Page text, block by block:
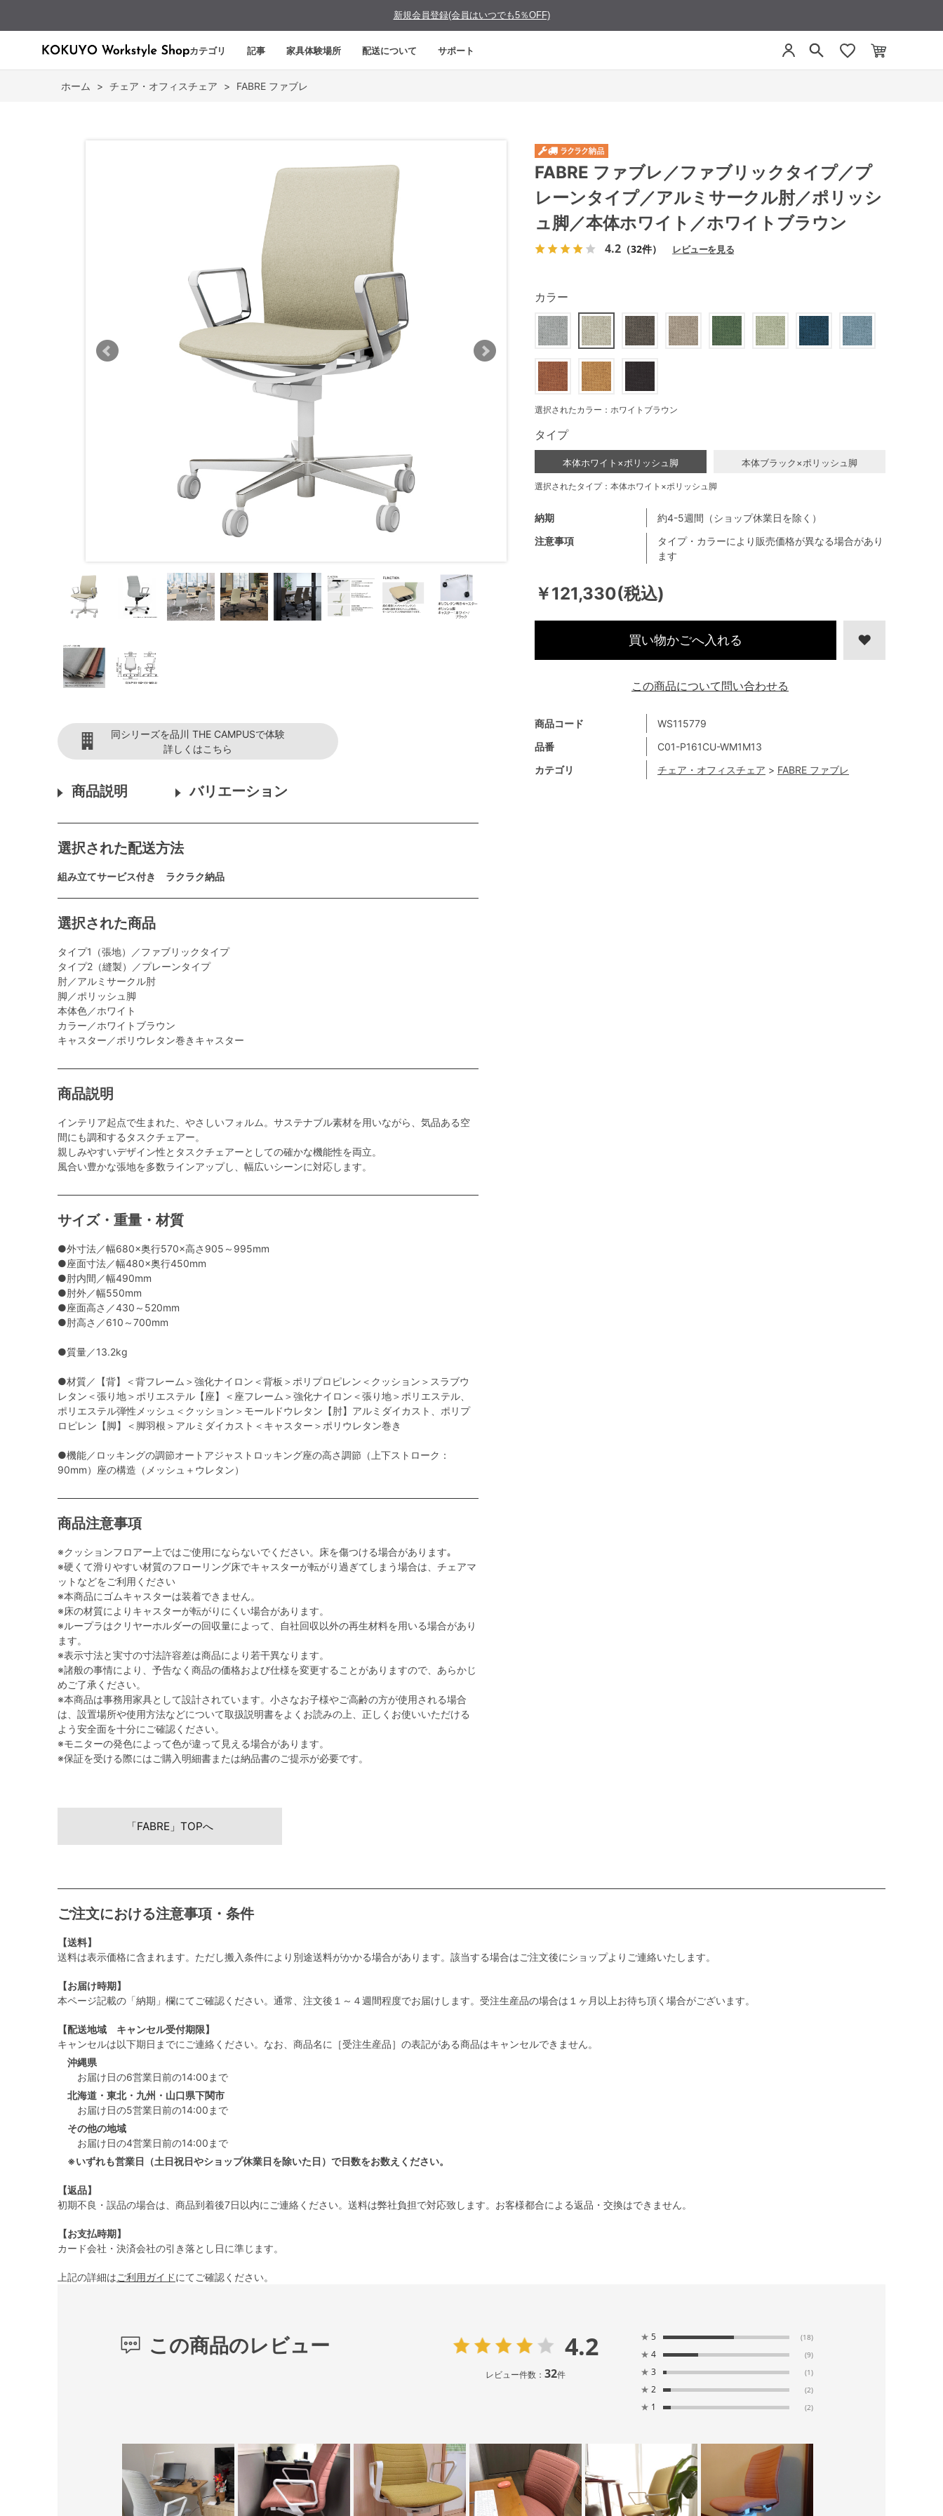
新規会員登録(会員はいつでも5％OFF)
カテゴリ 記事 家具体験場所 配送について サポート
ホーム > チェア・オフィスチェア > FABRE ファブレ
同シリーズを品川 THE CAMPUSで体験
詳しくはこちら
商品説明 バリエーション
選択された配送方法
組み立てサービス付き ラクラク納品
選択された商品
タイプ1（張地）／ファブリックタイプ
タイプ2（縫製）／プレーンタイプ
肘／アルミサークル肘
脚／ポリッシュ脚
本体色／ホワイト
カラー／ホワイトブラウン
キャスター／ポリウレタン巻きキャスター
商品説明
インテリア起点で生まれた、やさしいフォルム。サステナブル素材を用いながら、気品ある空
間にも調和するタスクチェアー。
親しみやすいデザイン性とタスクチェアーとしての確かな機能性を両立。
風合い豊かな張地を多数ラインアップし、幅広いシーンに対応します。
サイズ・重量・材質
●外寸法／幅680×奥行570×高さ905～995mm
●座面寸法／幅480×奥行450mm
●肘内間／幅490mm
●肘外／幅550mm
●座面高さ／430～520mm
●肘高さ／610～700mm
●質量／13.2kg
●材質／【背】＜背フレーム＞強化ナイロン＜背板＞ポリプロピレン＜クッション＞スラブウ
レタン＜張り地＞ポリエステル【座】＜座フレーム＞強化ナイロン＜張り地＞ポリエステル、
ポリエステル弾性メッシュ＜クッション＞モールドウレタン【肘】アルミダイカスト、ポリプ
ロピレン【脚】＜脚羽根＞アルミダイカスト＜キャスター＞ポリウレタン巻き
●機能／ロッキングの調節オートアジャストロッキング座の高さ調節（上下ストローク：
90mm）座の構造（メッシュ＋ウレタン）
商品注意事項
※クッションフロアー上ではご使用にならないでください。床を傷つける場合があります｡
※硬くて滑りやすい材質のフローリング床でキャスターが転がり過ぎてしまう場合は、チェアマ
ットなどをご利用ください
※本商品にゴムキャスターは装着できません。
※床の材質によりキャスターが転がりにくい場合があります。
※ループラはクリヤーホルダーの回収量によって、自社回収以外の再生材料を用いる場合があり
ます。
※表示寸法と実寸の寸法許容差は商品により若干異なります。
※諸般の事情により、予告なく商品の価格および仕様を変更することがありますので、あらかじ
めご了承ください。
※本商品は事務用家具として設計されています。小さなお子様やご高齢の方が使用される場合
は、設置場所や使用方法などについて取扱説明書をよくお読みの上、正しくお使いいただける
よう安全面を十分にご確認ください。
※モニターの発色によって色が違って見える場合があります。
※保証を受ける際にはご購入明細書または納品書のご提示が必要です。
FABRE ファブレ／ファブリックタイプ／プ
レーンタイプ／アルミサークル肘／ポリッシ
ュ脚／本体ホワイト／ホワイトブラウン
4.2 （32件） レビューを見る
￥121,330(税込)
商品コード
WS115779
品番
C01-P161CU-WM1M13
カテゴリ
チェア・オフィスチェア > FABRE ファブレ
注意事項
タイプ・カラーにより販売価格が異なる場合があり
ます
納期 約4-5週間（ショップ休業日を除く）
カラー
選択されたカラー：ホワイトブラウン
タイプ
本体ホワイト×ポリッシュ脚 本体ブラック×ポリッシュ脚
選択されたタイプ：本体ホワイト×ポリッシュ脚
買い物かごへ入れる
この商品について問い合わせる
「FABRE」TOPへ
ご注文における注意事項・条件
【送料】
送料は表示価格に含まれます。ただし搬入条件により別途送料がかかる場合があります。該当する場合はご注文後にショップよりご連絡いたします。
【お届け時期】
本ページ記載の「納期」欄にてご確認ください。通常、注文後１～４週間程度でお届けします。受注生産品の場合は１ヶ月以上お待ち頂く場合がございます。
【配送地域 キャンセル受付期限】
キャンセルは以下期日までにご連絡ください。なお、商品名に［受注生産品］の表記がある商品はキャンセルできません。
沖縄県
お届け日の6営業日前の14:00まで
北海道・東北・九州・山口県下関市
お届け日の5営業日前の14:00まで
その他の地域
お届け日の4営業日前の14:00まで
※いずれも営業日（土日祝日やショップ休業日を除いた日）で日数をお数えください。
【返品】
初期不良・誤品の場合は、商品到着後7日以内にご連絡ください。送料は弊社負担で対応致します。お客様都合による返品・交換はできません。
【お支払時期】
カード会社・決済会社の引き落とし日に準じます。
上記の詳細はご利用ガイドにてご確認ください。
この商品のレビュー 4.2
レビュー件数： 32件
★ 5 (18)
★ 4 (9)
★ 3 (1)
★ 2 (2)
★ 1 (2)